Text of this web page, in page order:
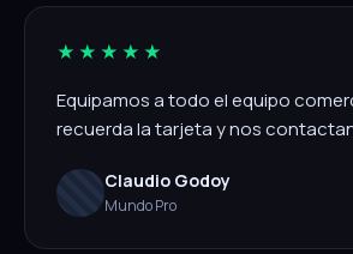
★★★★★
Equipamos a todo el equipo
recuerda la tarjeta y nos
Claudio Godoy
Mundo Pro